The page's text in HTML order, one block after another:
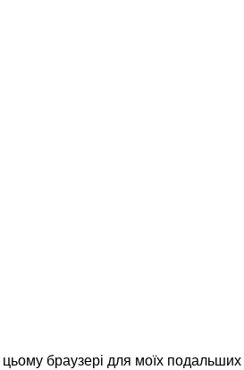
браузері для моїх подальших